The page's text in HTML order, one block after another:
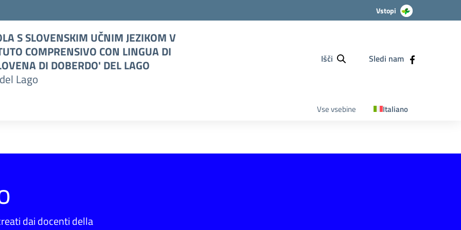
Vstopi
S SLOVENSKIM UČNIM JEZIKOM V
COMPRENSIVO CON LINGUA DI
DI DOBERDO' DEL LAGO
Lago
Išči Sledi nam
Vse vsebine Italiano
dai docenti della